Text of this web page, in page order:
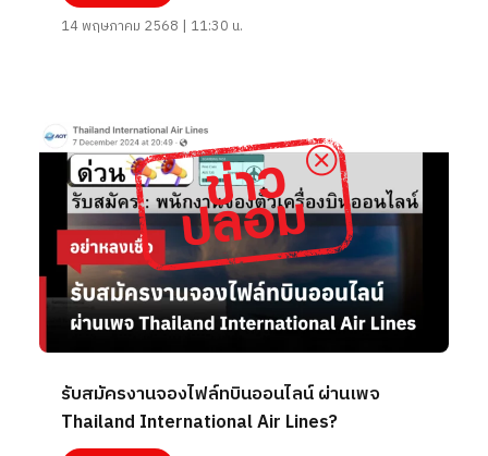
14 พฤษภาคม 2568 | 11:30 น.
รับสมัครงานจองไฟล์ทบินออนไลน์ ผ่านเพจ
Thailand International Air Lines?